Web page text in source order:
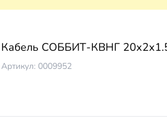
Кабель СОББИТ-КВНГ
Артикул: 0009952